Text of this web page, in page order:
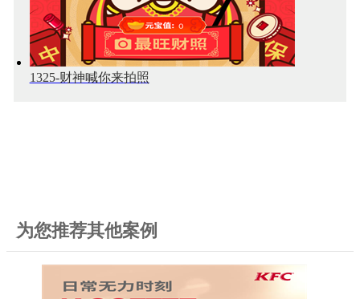
1325-财神喊你来拍照
为您推荐其他案例